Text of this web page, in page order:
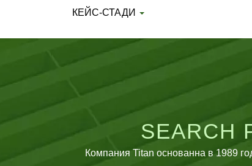
КЕЙС-СТАДИ
Компания Titan основанна в 1989